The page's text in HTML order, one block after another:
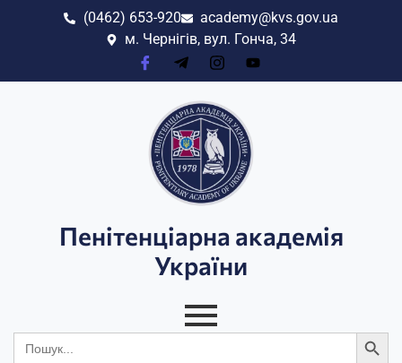
(0462) 653-920
academy@kvs.gov.ua
м. Чернігів, вул. Гонча, 34
Пенітенціарна академія
України
Search
for: